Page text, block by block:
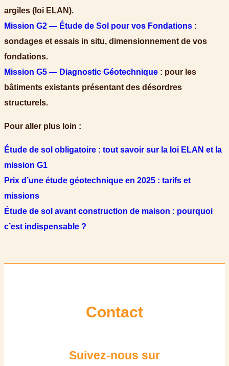
argiles (loi ELAN).
Mission G2 — Étude de Sol pour vos Fondations :
sondages et essais in situ, dimensionnement de vos
fondations.
Mission G5 — Diagnostic Géotechnique : pour les
bâtiments existants présentant des désordres
structurels.
Pour aller plus loin :
Étude de sol obligatoire : tout savoir sur la loi ELAN et la
mission G1
Prix d’une étude géotechnique en 2025 : tarifs et
missions
Étude de sol avant construction de maison : pourquoi
c’est indispensable ?
Contact
Suivez-nous sur